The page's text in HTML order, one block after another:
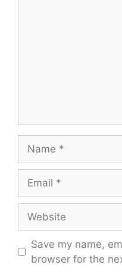
Save my name,
browser for the